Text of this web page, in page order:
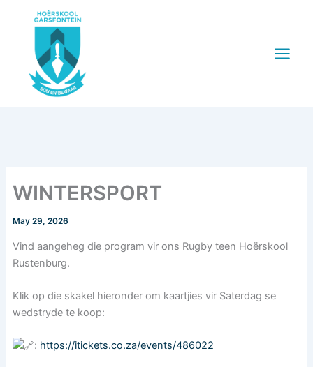
WINTERSPORT
May 29, 2026
Vind aangeheg die program vir ons Rugby teen Hoërskool
Rustenburg.
Klik op die skakel hieronder om kaartjies vir Saterdag se
wedstryde te koop:
: https://itickets.co.za/events/486022